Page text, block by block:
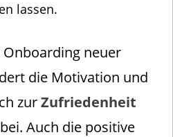
lassen.
Onboarding neuer
die Motivation und
zurZufriedenheit
bei. Auch die positive